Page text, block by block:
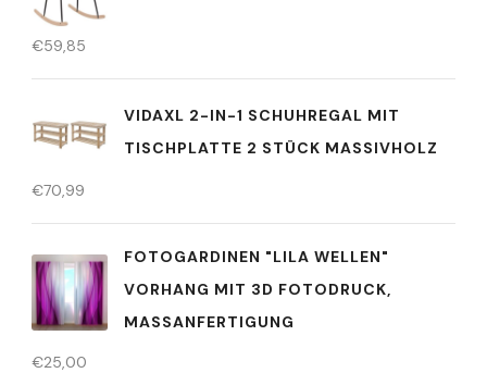
€59,85
VIDAXL 2-IN-1 SCHUHREGAL MIT
TISCHPLATTE 2 STÜCK MASSIVHOLZ
€70,99
FOTOGARDINEN "LILA WELLEN"
VORHANG MIT 3D FOTODRUCK,
MASSANFERTIGUNG
€25,00